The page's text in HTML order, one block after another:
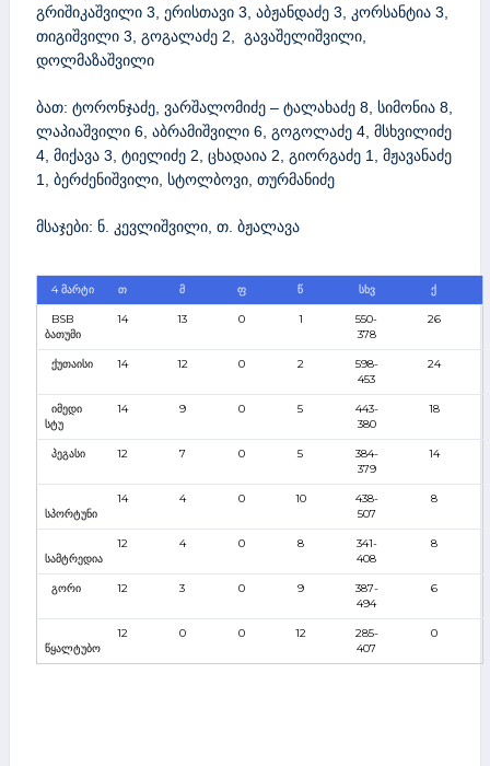
გრიშიკაშვილი 3, ერისთავი 3, აბჟანდაძე 3, კორსანტია 3,
თიგიშვილი 3, გოგალაძე 2, გავაშელიშვილი,
დოლმაზაშვილი
ბათ: ტორონჯაძე, ვარშალომიძე – ტალახაძე 8, სიმონია 8,
ლაპიაშვილი 6, აბრამიშვილი 6, გოგოლაძე 4, მსხვილიძე
4, მიქავა 3, ტიელიძე 2, ცხადაია 2, გიორგაძე 1, მჟავანაძე
1, ბერძენიშვილი, სტოლბოვი, თურმანიძე
მსაჯები: ნ. კევლიშვილი, თ. ბჟალავა
4 მარტი თ მ ფ წ სხვ ქ
BSB
ბათუმი
14 13 0 1
550-
378
26
ქუთაისი 14 12 0 2
598-
453
24
იმედი
სტუ
14 9 0 5
443-
380
18
პეგასი 12 7 0 5
384-
379
14
სპორტუნი
14 4 0 10
438-
507
8
სამტრედია
12 4 0 8
341-
408
8
გორი 12 3 0 9
387-
494
6
წყალტუბო
12 0 0 12
285-
407
0